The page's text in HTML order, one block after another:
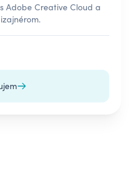
Adobe Creative Cloud a